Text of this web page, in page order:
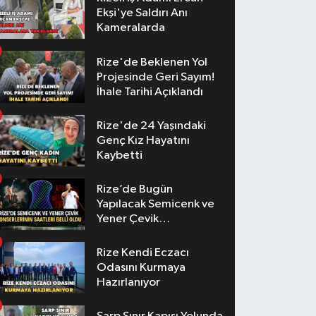
Ekşi'ye Saldırı Anı
Kameralarda
Rize'de Beklenen Yol
Projesinde Geri Sayım!
İhale Tarihi Açıklandı
Rize'de 24 Yaşındaki
Genç Kız Hayatını
Kaybetti
Rize’de Bugün
Yapılacak Semicenk ve
Yener Çevik
Belli Oldu
Rize Kendi Eczacı
Odasını Kurmaya
Hazırlanıyor